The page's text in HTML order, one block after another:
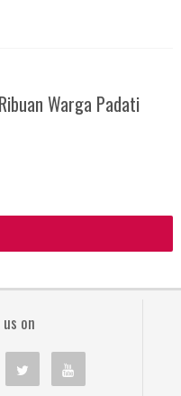
Warga Padati
on